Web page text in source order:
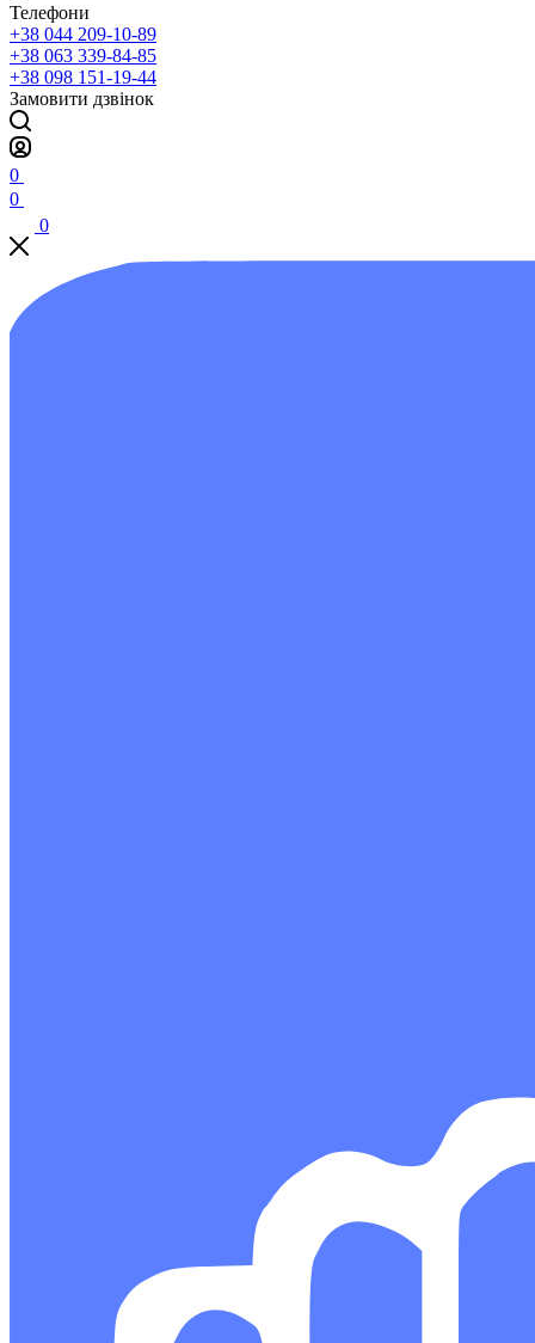
Телефони
+38 044 209-10-89
+38 063 339-84-85
+38 098 151-19-44
Замовити дзвінок
0
0
0